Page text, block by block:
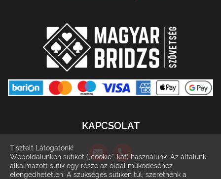
KAPCSOLAT
1146 Budapest, Szabó József utca 6.
Tisztelt Látogatónk!
Weboldalunkon sütiket („cookie”-kat) használunk. Az általunk
alkalmazott sütik egy része az oldal működéséhez
elengedhetetlen. A szükséges sütiken túl, szeretnénk a